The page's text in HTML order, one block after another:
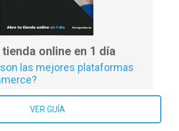
online en 1 día
las mejores plataformas
VER GUÍA